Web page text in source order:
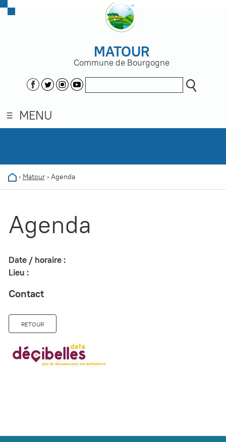
MATOUR
Commune de Bourgogne
MENU
› Matour› Agenda
Agenda
Date / horaire :
Lieu :
Contact
RETOUR